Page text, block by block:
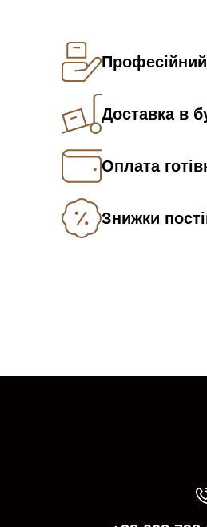
Професійний
Доставка в
Оплата
Знижки